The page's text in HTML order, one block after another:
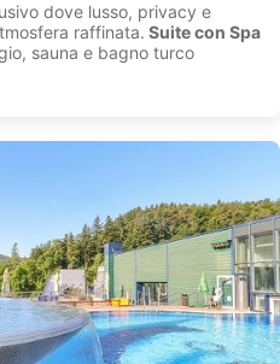
dove lusso, privacy e
raffinata. Suite con Spa
sauna e bagno turco